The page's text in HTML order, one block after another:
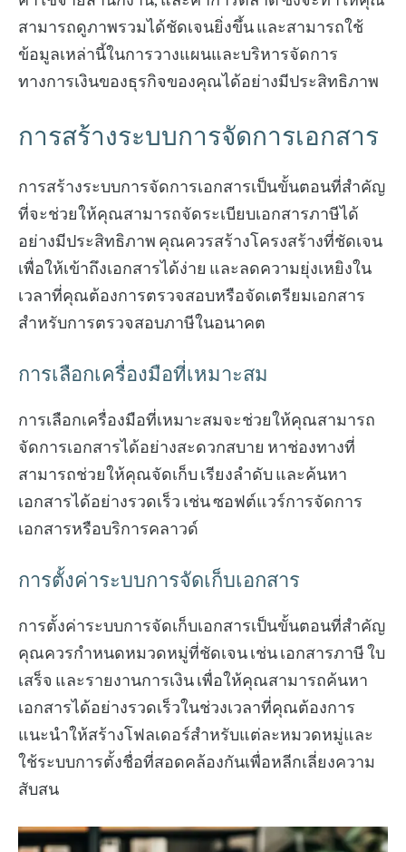
สามารถดูภาพรวมได้ชัดเจนยิ่งขึ้น และสามารถใช้
ข้อมูลเหล่านี้ในการวางแผนและบริหารจัดการ
ทางการเงินของธุรกิจของคุณได้อย่างมีประสิทธิภาพ
การสร้างระบบการจัดการเอกสาร
การสร้างระบบการจัดการเอกสารเป็นขั้นตอนที่สำคัญ
ที่จะช่วยให้คุณสามารถจัดระเบียบเอกสารภาษีได้
อย่างมีประสิทธิภาพ คุณควรสร้างโครงสร้างที่ชัดเจน
เพื่อให้เข้าถึงเอกสารได้ง่าย และลดความยุ่งเหยิงใน
เวลาที่คุณต้องการตรวจสอบหรือจัดเตรียมเอกสาร
สำหรับการตรวจสอบภาษีในอนาคต
การเลือกเครื่องมือที่เหมาะสม
การเลือกเครื่องมือที่เหมาะสมจะช่วยให้คุณสามารถ
จัดการเอกสารได้อย่างสะดวกสบาย หาช่องทางที่
สามารถช่วยให้คุณจัดเก็บ เรียงลำดับ และค้นหา
เอกสารได้อย่างรวดเร็ว เช่น ซอฟต์แวร์การจัดการ
เอกสารหรือบริการคลาวด์
การตั้งค่าระบบการจัดเก็บเอกสาร
การตั้งค่าระบบการจัดเก็บเอกสารเป็นขั้นตอนที่สำคัญ
คุณควรกำหนดหมวดหมู่ที่ชัดเจน เช่น เอกสารภาษี ใบ
เสร็จ และรายงานการเงิน เพื่อให้คุณสามารถค้นหา
เอกสารได้อย่างรวดเร็วในช่วงเวลาที่คุณต้องการ
แนะนำให้สร้างโฟลเดอร์สำหรับแต่ละหมวดหมู่และ
ใช้ระบบการตั้งชื่อที่สอดคล้องกันเพื่อหลีกเลี่ยงความ
สับสน